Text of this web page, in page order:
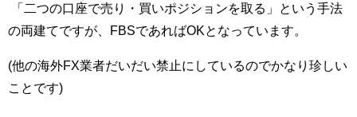
「二つの口座で売り・買いポジションを取る」という手法
の両建てですが、 FBSであればOK となっています。
(他の海外FX業者だいだい禁止にしているのでかなり珍しい
ことです)